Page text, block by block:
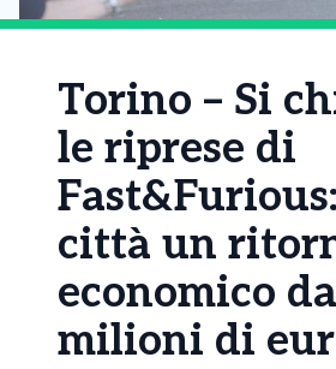
Torino – Si
le riprese di
città un
economico
milioni di